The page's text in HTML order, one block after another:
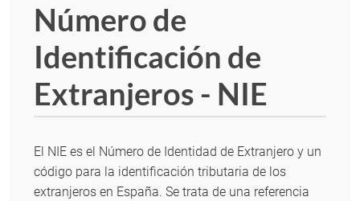
Número de
Identificación de
Extranjeros - NIE
El NIE es el Número de Identidad de Extranjero y un
código para la identificación tributaria de los
extranjeros en España. Se trata de una referencia